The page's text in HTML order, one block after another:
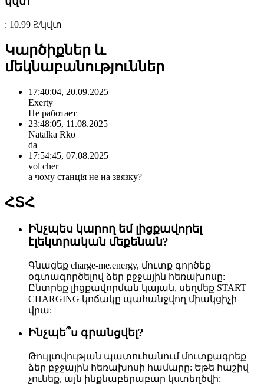
: 10.99 ₴/կվտ
Կարծիքներ և
մեկնաբանություններ
17:40:04, 20.09.2025
Exerty
Не работает
23:48:05, 11.08.2025
Natalka Rko
da
17:54:45, 07.08.2025
vol cher
а чому станція не на звязку?
ՀՏՀ
Ինչպես կարող եմ լիցքավորել
էլեկտրական մեքենան?
Գնացեք charge-me.energy, մուտք գործեք
օգտագործելով ձեր բջջային հեռախոսը:
Ընտրեք լիցքավորման կայան, սեղմեք START
CHARGING կոճակը պահանջվող միակցիչի
վրա:
Ինչպե՞ս գրանցվել?
Թույլտվության պատուհանում մուտքագրեք
ձեր բջջային հեռախոսի համարը: Եթե ​​հաշիվ
չունեք, այն ինքնաբերաբար կստեղծվի: